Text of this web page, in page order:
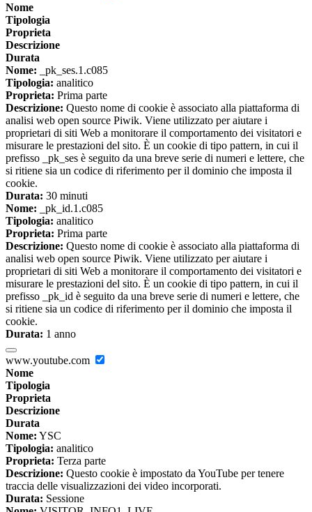
Nome
Tipologia
Proprieta
Descrizione
Durata
Nome: _pk_ses.1.c085
Tipologia: analitico
Proprieta: Prima parte
Descrizione: Questo nome di cookie è associato alla piattaforma di
analisi web open source Piwik. Viene utilizzato per aiutare i
proprietari di siti Web a monitorare il comportamento dei visitatori e
misurare le prestazioni del sito. È un cookie di tipo pattern, in cui il
prefisso _pk_ses è seguito da una breve serie di numeri e lettere, che
si ritiene sia un codice di riferimento per il dominio che imposta il
cookie.
Durata: 30 minuti
Nome: _pk_id.1.c085
Tipologia: analitico
Proprieta: Prima parte
Descrizione: Questo nome di cookie è associato alla piattaforma di
analisi web open source Piwik. Viene utilizzato per aiutare i
proprietari di siti Web a monitorare il comportamento dei visitatori e
misurare le prestazioni del sito. È un cookie di tipo pattern, in cui il
prefisso _pk_id è seguito da una breve serie di numeri e lettere, che
si ritiene sia un codice di riferimento per il dominio che imposta il
cookie.
Durata: 1 anno
www.youtube.com
Nome
Tipologia
Proprieta
Descrizione
Durata
Nome: YSC
Tipologia: analitico
Proprieta: Terza parte
Descrizione: Questo cookie è impostato da YouTube per tenere
traccia delle visualizzazioni dei video incorporati.
Durata: Sessione